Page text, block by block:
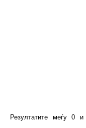
Резултатите меѓу 0